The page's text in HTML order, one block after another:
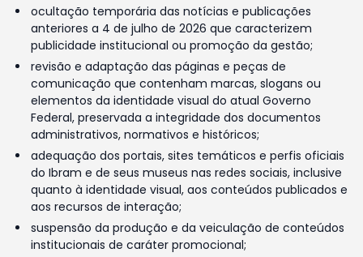
ocultação temporária das notícias e publicações
anteriores a 4 de julho de 2026 que caracterizem
publicidade institucional ou promoção da gestão;
revisão e adaptação das páginas e peças de
comunicação que contenham marcas, slogans ou
elementos da identidade visual do atual Governo
Federal, preservada a integridade dos documentos
administrativos, normativos e históricos;
adequação dos portais, sites temáticos e perfis oficiais
do Ibram e de seus museus nas redes sociais, inclusive
quanto à identidade visual, aos conteúdos publicados e
aos recursos de interação;
suspensão da produção e da veiculação de conteúdos
institucionais de caráter promocional;